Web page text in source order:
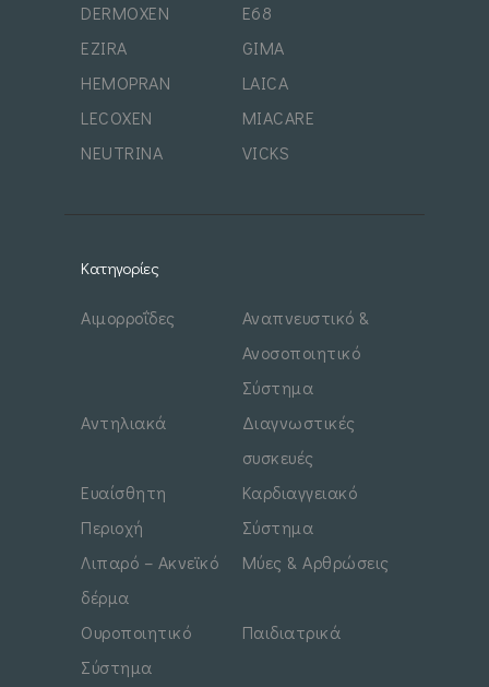
DERMOXEN
E68
EZIRA
GIMA
HEMOPRAN
LAICA
LECOXEN
MIACARE
NEUTRINA
VICKS
Κατηγορίες
Αιμορροΐδες
Αναπνευστικό &
Ανοσοποιητικό
Σύστημα
Αντηλιακά
Διαγνωστικές
συσκευές
Ευαίσθητη
Περιοχή
Καρδιαγγειακό
Σύστημα
Λιπαρό – Ακνεϊκό
δέρμα
Μύες & Αρθρώσεις
Ουροποιητικό
Σύστημα
Παιδιατρικά